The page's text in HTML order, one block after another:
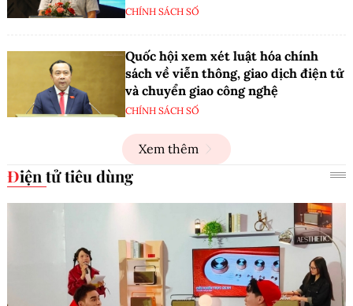
CHÍNH SÁCH SỐ
Quốc hội xem xét luật hóa chính
sách về viễn thông, giao dịch điện tử
và chuyển giao công nghệ
CHÍNH SÁCH SỐ
Xem thêm
Điện tử tiêu dùng